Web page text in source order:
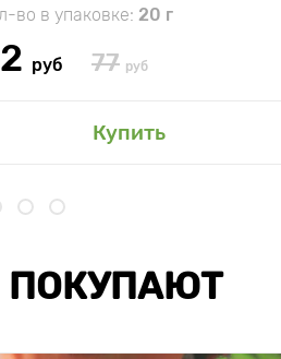
во в упаковке: 20 г
руб 77 руб
Купить
ПОКУПАЮТ